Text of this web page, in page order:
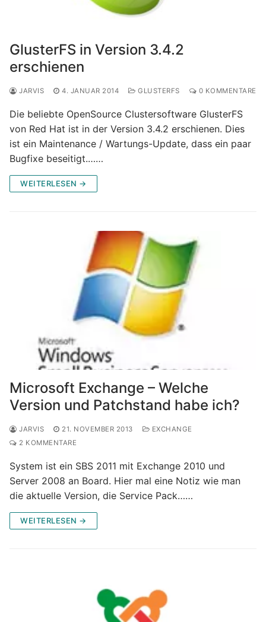
GlusterFS in Version 3.4.2
erschienen
JARVIS 4. JANUAR 2014 GLUSTERFS 0 KOMMENTARE
Die beliebte OpenSource Clustersoftware GlusterFS
von Red Hat ist in der Version 3.4.2 erschienen. Dies
ist ein Maintenance / Wartungs-Update, dass ein paar
Bugfixe beseitigt.……
WEITERLESEN →
Microsoft Exchange – Welche
Version und Patchstand habe ich?
JARVIS 21. NOVEMBER 2013
EXCHANGE
2 KOMMENTARE
System ist ein SBS 2011 mit Exchange 2010 und
Server 2008 an Board. Hier mal eine Notiz wie man
die aktuelle Version, die Service Pack……
WEITERLESEN →